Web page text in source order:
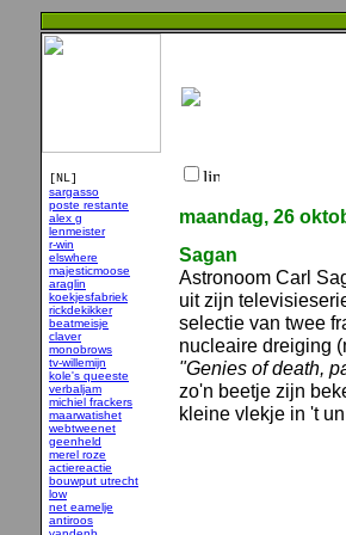
[NL]
sargasso
poste restante
alex g
lenmeister
r-win
elswhere
majesticmoose
araglin
koekjesfabriek
rickdekikker
beatmeisje
claver
monobrows
tv-willemijn
kole's queeste
verbaljam
michiel frackers
maarwatishet
webtweenet
geenheld
merel roze
actiereactie
bouwput utrecht
low
net eamelje
antiroos
maandag, 26
Sagan
Astronoom Carl
uit zijn
selectie van twee
nucleaire dreiging
"Genies of death,
zo'n beetje zijn
kleine vlekje in 't